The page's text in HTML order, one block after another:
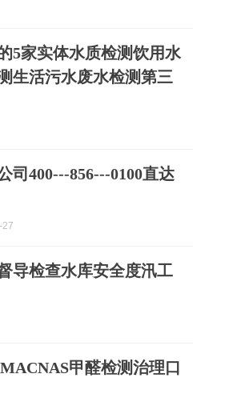
5家实体水质检测饮用水
生活污水废水检测第三
司400---856---0100直达
27
导检查水库安全度汛工
甲醛检测治理口